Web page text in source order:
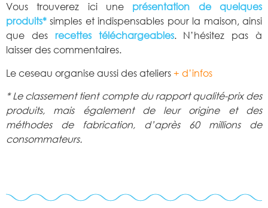
Vous trouverez ici une présentation de quelques
produits* simples et indispensables pour la maison, ainsi
que des recettes téléchargeables. N’hésitez pas à
laisser des commentaires.
Le ceseau organise aussi des ateliers + d’infos
* Le classement tient compte du rapport qualité-prix des
produits, mais également de leur origine et des
méthodes de fabrication, d’après 60 millions de
consommateurs.